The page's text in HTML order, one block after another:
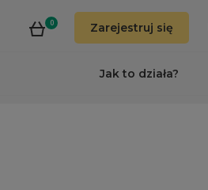
0 Zarejestruj się
Jak to działa?